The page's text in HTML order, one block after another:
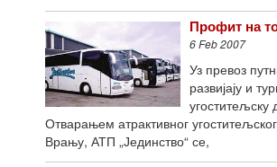
Профит на
6 Feb 2007
Уз превоз
развијају и
угоститељску
Отварањем атрактивног угоститељског
Врању, АТП „Јединство“ се,